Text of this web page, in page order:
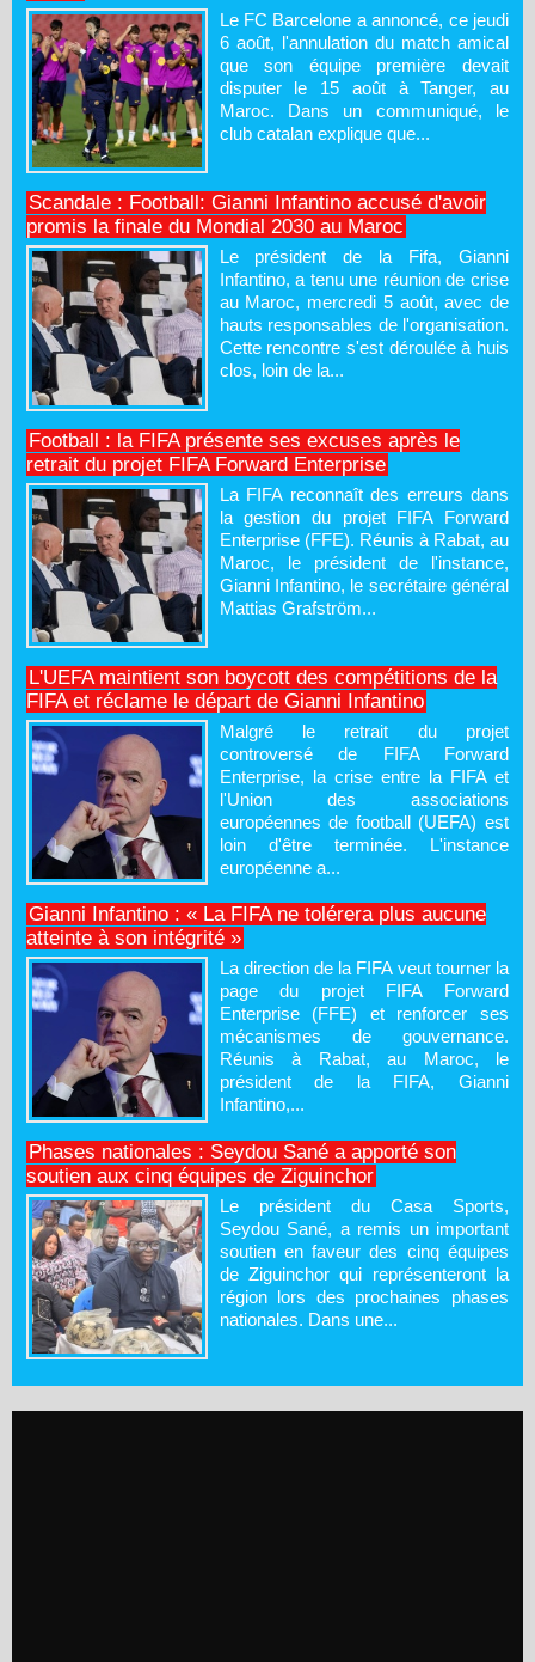
Le FC Barcelone a annoncé, ce jeudi
6 août, l'annulation du match amical
que son équipe première devait
disputer le 15 août à Tanger, au
Maroc. Dans un communiqué, le
club catalan explique que...
Scandale : Football: Gianni Infantino accusé d'avoir
promis la finale du Mondial 2030 au Maroc
Le président de la Fifa, Gianni
Infantino, a tenu une réunion de crise
au Maroc, mercredi 5 août, avec de
hauts responsables de l'organisation.
Cette rencontre s'est déroulée à huis
clos, loin de la...
Football : la FIFA présente ses excuses après le
retrait du projet FIFA Forward Enterprise
La FIFA reconnaît des erreurs dans
la gestion du projet FIFA Forward
Enterprise (FFE). Réunis à Rabat, au
Maroc, le président de l'instance,
Gianni Infantino, le secrétaire général
Mattias Grafström...
L'UEFA maintient son boycott des compétitions de la
FIFA et réclame le départ de Gianni Infantino
Malgré le retrait du projet
controversé de FIFA Forward
Enterprise, la crise entre la FIFA et
l'Union des associations
européennes de football (UEFA) est
loin d'être terminée. L'instance
européenne a...
Gianni Infantino : « La FIFA ne tolérera plus aucune
atteinte à son intégrité »
La direction de la FIFA veut tourner la
page du projet FIFA Forward
Enterprise (FFE) et renforcer ses
mécanismes de gouvernance.
Réunis à Rabat, au Maroc, le
président de la FIFA, Gianni
Infantino,...
Phases nationales : Seydou Sané a apporté son
soutien aux cinq équipes de Ziguinchor
Le président du Casa Sports,
Seydou Sané, a remis un important
soutien en faveur des cinq équipes
de Ziguinchor qui représenteront la
région lors des prochaines phases
nationales. Dans une...